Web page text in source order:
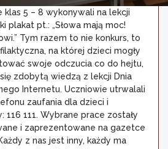
klas 5 – 8 wykonywali na lekcji
plakat pt.: „Słowa mają moc!
Tym razem to nie konkurs, to
na której dzieci mogły
swoje odczucia co do hejtu,
zdobytą wiedzą z lekcji Dnia
Internetu. Uczniowie utrwalali
zaufania dla dzieci i
116 111. Wybrane prace zostały
i zaprezentowane na gazetce
z nas jest inny, każdy ma